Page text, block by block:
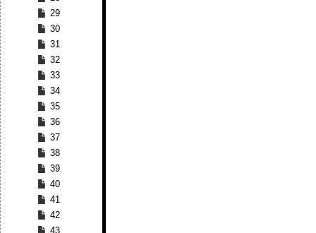
29
30
31
32
33
34
35
36
37
38
39
40
41
42
43